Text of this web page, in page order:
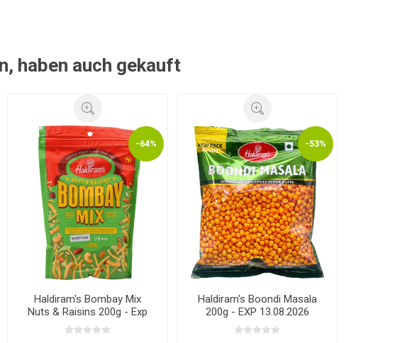
haben auch gekauft
-64%
Haldiram's Bombay Mix
Nuts & Raisins 200g - Exp
20.07.2026
-53%
Haldiram's Boondi Masala
200g - EXP 13.08.2026